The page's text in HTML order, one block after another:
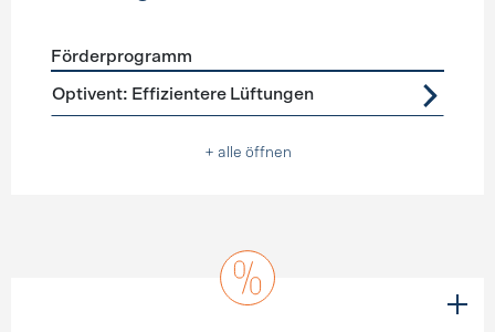
Förderprogramme Lüftung
Förderprogramm
Optivent: Effizientere Lüftungen
+ alle öffnen